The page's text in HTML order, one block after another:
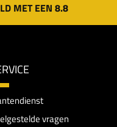
MET EEN 8.8
vragen